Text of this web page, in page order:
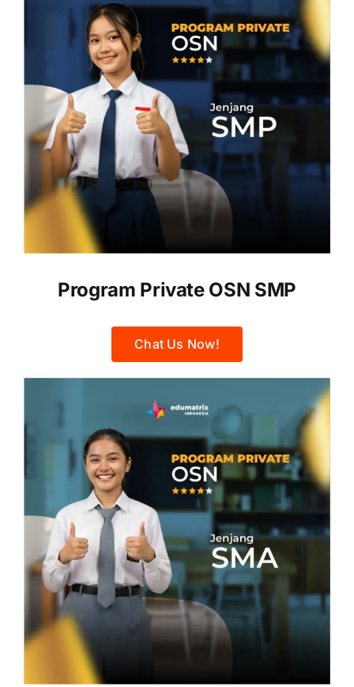
Program Private OSN SMP
Chat Us Now!